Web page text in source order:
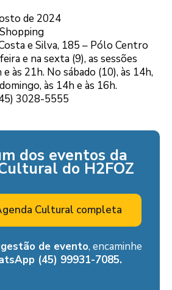
de 2024
e Silva, 185 – Pólo Centro
e na sexta (9), as sessões
às 21h. No sábado (10), às 14h,
às 14h e às 16h.
3028-5555
dos eventos da
do H2FOZ
Cultural completa
de evento, encaminhe
(45) 99931-7085.